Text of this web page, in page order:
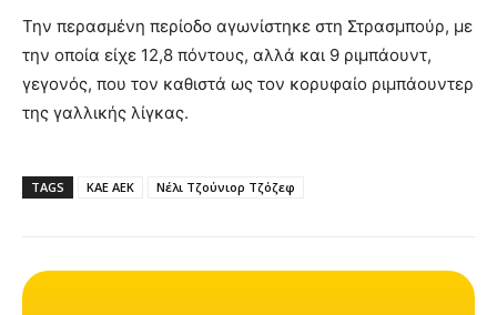
Την περασμένη περίοδο αγωνίστηκε στη Στρασμπούρ, με
την οποία είχε 12,8 πόντους, αλλά και 9 ριμπάουντ,
γεγονός, που τον καθιστά ως τον κορυφαίο ριμπάουντερ
της γαλλικής λίγκας.
TAGS ΚΑΕ ΑΕΚ Νέλι Τζούνιορ Τζόζεφ